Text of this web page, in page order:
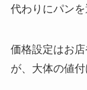
代わりにパンを
価格設定はお
が、大体の値付